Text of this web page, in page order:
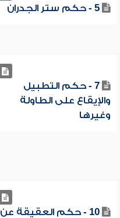
5 - حكم ستر الجدران
7 - حكم التطبيل
والإيقاع على الطاولة
وغيرها
10 - حكم العقيقة عن